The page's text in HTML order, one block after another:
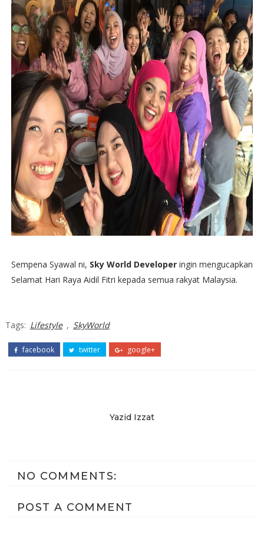
Sempena Syawal ni, Sky World Developer ingin mengucapkan
Selamat Hari Raya Aidil Fitri kepada semua rakyat Malaysia.
Tags: Lifestyle , SkyWorld
facebook twitter google+
Yazid Izzat
NO COMMENTS:
POST A COMMENT